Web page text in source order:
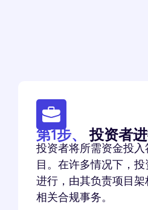
第1步、 投资者
投资者将所需资金投
目。在许多情况下，
进行，由其负责项目架
相关合规事务。